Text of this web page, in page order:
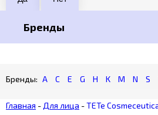
Бренды
A C E G H K M N S
Главная - Для лица -TETe